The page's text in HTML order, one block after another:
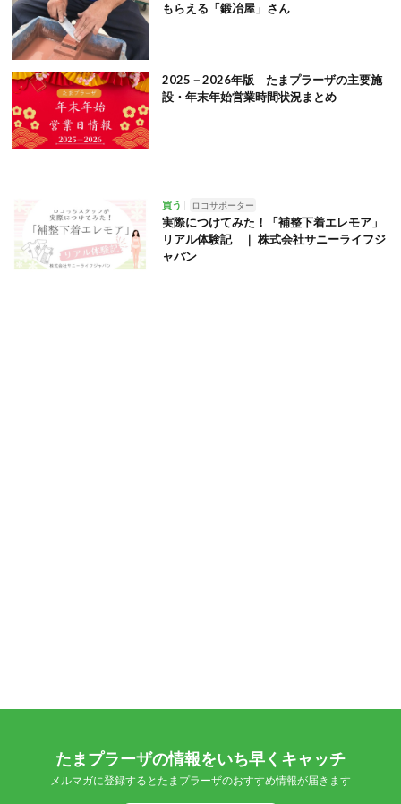
もらえる「鍛冶屋」さん
2025－2026年版 たまプラーザの主要施
設・年末年始営業時間状況まとめ
買う ロコサポーター
実際につけてみた！「補整下着エレモア」
リアル体験記 ｜ 株式会社サニーライフジ
ャパン
たまプラーザの情報をいち早くキャッチ
メルマガに登録するとたまプラーザのおすすめ情報が届きます